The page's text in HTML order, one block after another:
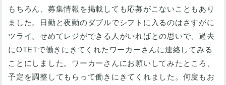
もちろん、募集情報を掲載しても応募がこないこともあり
ました。日勤と夜勤のダブルでシフトに入るのはさすがに
ツライ。せめてレジができる人がいればとの思いで、過去
にOTETで働きにきてくれたワーカーさんに連絡してみる
ことにしました。ワーカーさんにお願いしてみたところ、
予定を調整してもらって働きにきてくれました。何度もお